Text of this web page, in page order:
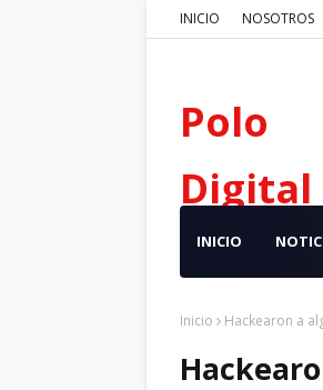
INICIO NOSOTROS
Polo
Digital
INICIO
Inicio Hackearon a